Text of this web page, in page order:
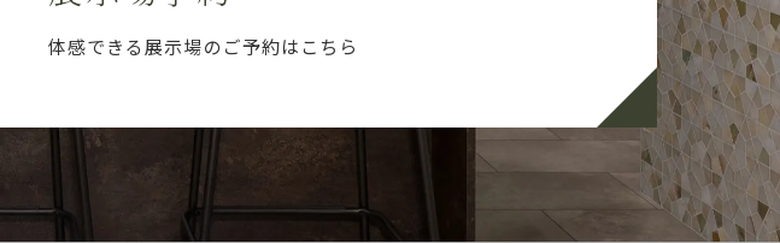
体感できる展示場のご予約はこちら